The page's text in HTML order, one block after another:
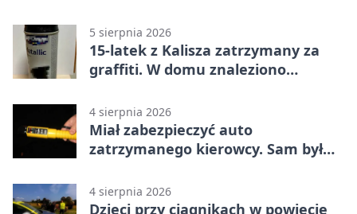
5 sierpnia 2026
15-latek z Kalisza zatrzymany za
graffiti. W domu znaleziono
4 sierpnia 2026
Miał zabezpieczyć auto
zatrzymanego kierowcy. Sam był
4 sierpnia 2026
Dzieci przy ciągnikach w powiecie